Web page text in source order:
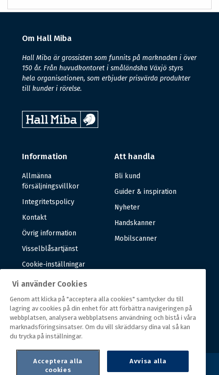
Om Hall Miba
Hall Miba är grossisten som funnits på marknaden i över
150 år. Från huvudkontoret i småländska Växjö styrs
hela organisationen, som erbjuder prisvärda produkter
till kunder i rörelse.
Information
Allmänna
försäljningsvillkor
Integritetspolicy
Kontakt
Övrig information
Visselblåsartjänst
Cookie-inställningar
Att handla
Bli kund
Guider & inspiration
Nyheter
Handskanner
Mobilscanner
Om oss
Vår historia
Vi använder Cookies
Genom att klicka på "acceptera alla cookies" samtycker du till
lagring av cookies på din enhet för att förbättra navigeringen på
webbplatsen, analysera webbplatsens användning och bistå i våra
marknadsföringsinsatser. Om du vill skräddarsy dina val så kan
du trycka på inställningar.
Acceptera alla
cookies
Avvisa alla